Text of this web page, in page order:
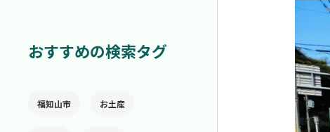
おすすめの検索タグ
福知山市 お土産